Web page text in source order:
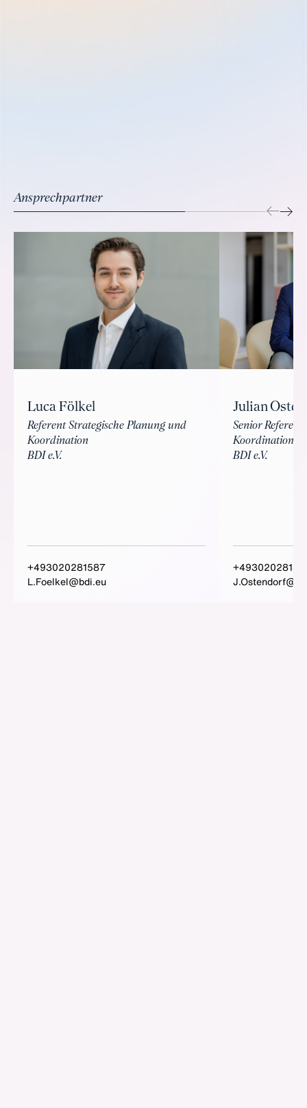
Ansprechpartner
Luca Fölkel
Referent Strategische Planung und
Koordination
BDI e.V.
+493020281587
L.Foelkel@bdi.eu
Julian
Senior Referent
Koordination
BDI e.V.